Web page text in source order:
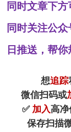
同时文章下
同时关注公
日推送，帮
想追踪
微信扫码或
✅ 加入高净
保存扫描